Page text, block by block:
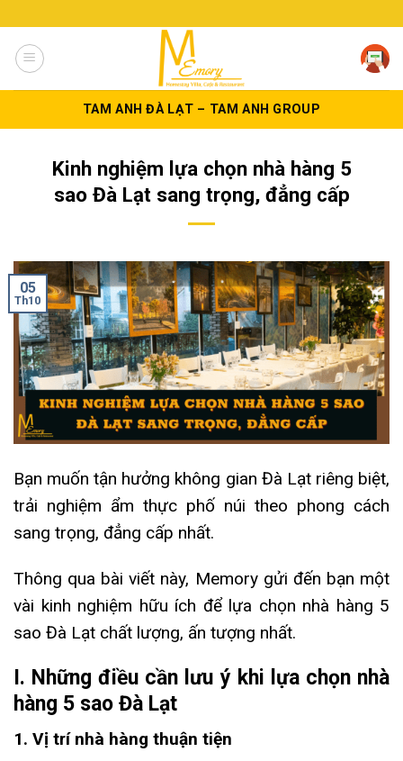
to
content
TAM ANH ĐÀ LẠT – TAM ANH GROUP
Kinh nghiệm lựa chọn nhà hàng 5
sao Đà Lạt sang trọng, đẳng cấp
05
Th10
Bạn muốn tận hưởng không gian Đà Lạt riêng biệt,
trải nghiệm ẩm thực phố núi theo phong cách
sang trọng, đẳng cấp nhất.
Thông qua bài viết này, Memory gửi đến bạn một
vài kinh nghiệm hữu ích để lựa chọn nhà hàng 5
sao Đà Lạt chất lượng, ấn tượng nhất.
I. Những điều cần lưu ý khi lựa chọn nhà
hàng 5 sao Đà Lạt
1. Vị trí nhà hàng thuận tiện